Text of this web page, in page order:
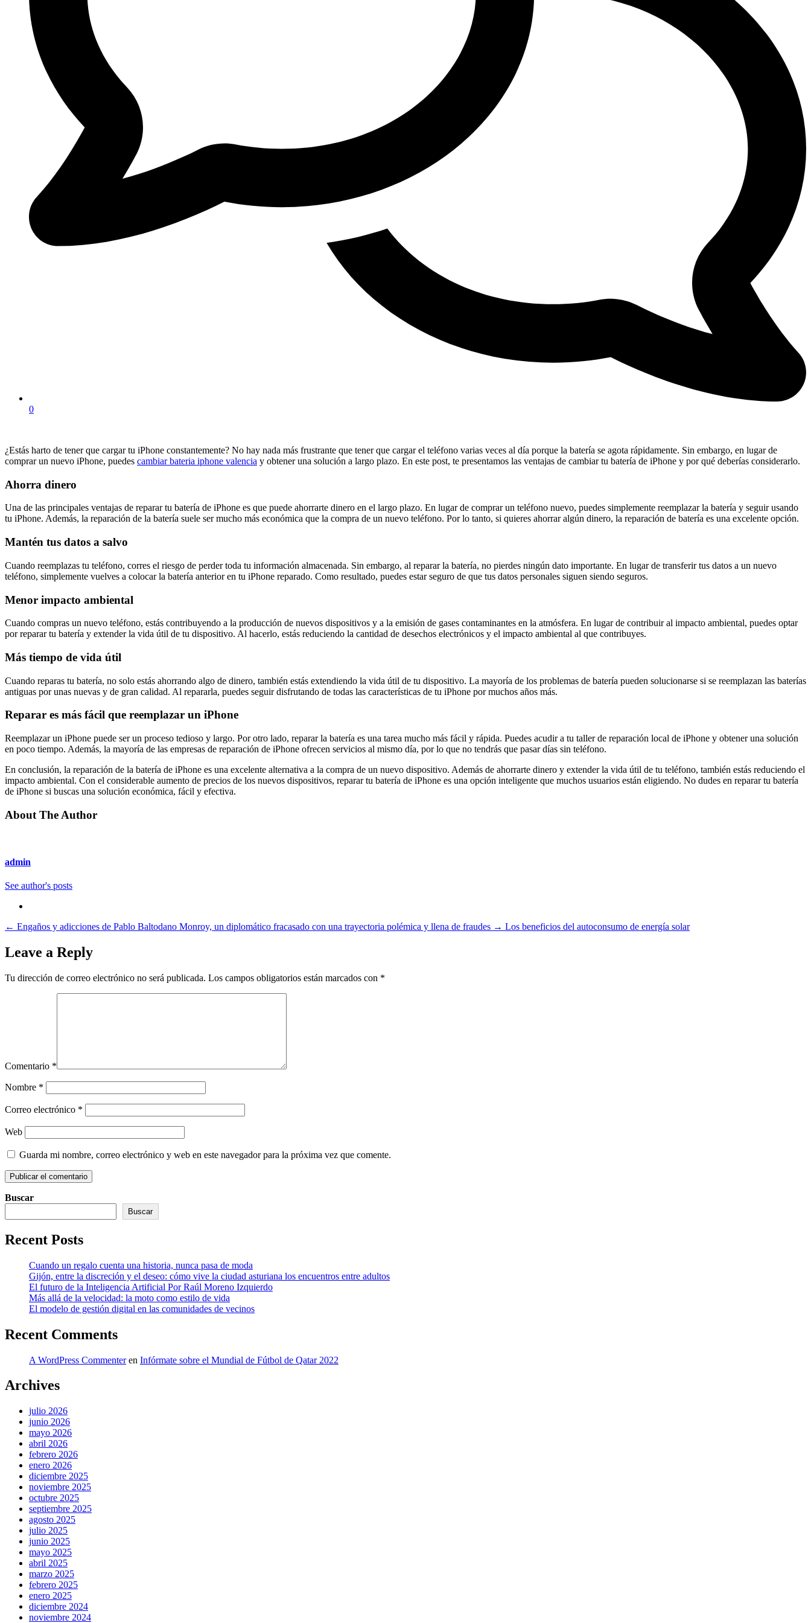
0
¿Estás harto de tener que cargar tu iPhone constantemente? No hay nada más frustrante que tener que cargar el teléfono varias veces al día porque la batería se agota rápidamente. Sin embargo, en lugar de
comprar un nuevo iPhone, puedes cambiar bateria iphone valencia y obtener una solución a largo plazo. En este post, te presentamos las ventajas de cambiar tu batería de iPhone y por qué deberías considerarlo.
Ahorra dinero
Una de las principales ventajas de reparar tu batería de iPhone es que puede ahorrarte dinero en el largo plazo. En lugar de comprar un teléfono nuevo, puedes simplemente reemplazar la batería y seguir usando
tu iPhone. Además, la reparación de la batería suele ser mucho más económica que la compra de un nuevo teléfono. Por lo tanto, si quieres ahorrar algún dinero, la reparación de batería es una excelente opción.
Mantén tus datos a salvo
Cuando reemplazas tu teléfono, corres el riesgo de perder toda tu información almacenada. Sin embargo, al reparar la batería, no pierdes ningún dato importante. En lugar de transferir tus datos a un nuevo
teléfono, simplemente vuelves a colocar la batería anterior en tu iPhone reparado. Como resultado, puedes estar seguro de que tus datos personales siguen siendo seguros.
Menor impacto ambiental
Cuando compras un nuevo teléfono, estás contribuyendo a la producción de nuevos dispositivos y a la emisión de gases contaminantes en la atmósfera. En lugar de contribuir al impacto ambiental, puedes optar
por reparar tu batería y extender la vida útil de tu dispositivo. Al hacerlo, estás reduciendo la cantidad de desechos electrónicos y el impacto ambiental al que contribuyes.
Más tiempo de vida útil
Cuando reparas tu batería, no solo estás ahorrando algo de dinero, también estás extendiendo la vida útil de tu dispositivo. La mayoría de los problemas de batería pueden solucionarse si se reemplazan las baterías
antiguas por unas nuevas y de gran calidad. Al repararla, puedes seguir disfrutando de todas las características de tu iPhone por muchos años más.
Reparar es más fácil que reemplazar un iPhone
Reemplazar un iPhone puede ser un proceso tedioso y largo. Por otro lado, reparar la batería es una tarea mucho más fácil y rápida. Puedes acudir a tu taller de reparación local de iPhone y obtener una solución
en poco tiempo. Además, la mayoría de las empresas de reparación de iPhone ofrecen servicios al mismo día, por lo que no tendrás que pasar días sin teléfono.
En conclusión, la reparación de la batería de iPhone es una excelente alternativa a la compra de un nuevo dispositivo. Además de ahorrarte dinero y extender la vida útil de tu teléfono, también estás reduciendo el
impacto ambiental. Con el considerable aumento de precios de los nuevos dispositivos, reparar tu batería de iPhone es una opción inteligente que muchos usuarios están eligiendo. No dudes en reparar tu batería
de iPhone si buscas una solución económica, fácil y efectiva.
About The Author
admin
See author's posts
← Engaños y adicciones de Pablo Baltodano Monroy, un diplomático fracasado con una trayectoria polémica y llena de fraudes → Los beneficios del autoconsumo de energía solar
Leave a Reply
Tu dirección de correo electrónico no será publicada. Los campos obligatorios están marcados con *
Comentario *
Nombre *
Correo electrónico *
Web
Guarda mi nombre, correo electrónico y web en este navegador para la próxima vez que comente.
Buscar
Buscar
Recent Posts
Cuando un regalo cuenta una historia, nunca pasa de moda
Gijón, entre la discreción y el deseo: cómo vive la ciudad asturiana los encuentros entre adultos
El futuro de la Inteligencia Artificial Por Raúl Moreno Izquierdo
Más allá de la velocidad: la moto como estilo de vida
El modelo de gestión digital en las comunidades de vecinos
Recent Comments
A WordPress Commenteren Infórmate sobre el Mundial de Fútbol de Qatar 2022
Archives
julio 2026
junio 2026
mayo 2026
abril 2026
febrero 2026
enero 2026
diciembre 2025
noviembre 2025
octubre 2025
septiembre 2025
agosto 2025
julio 2025
junio 2025
mayo 2025
abril 2025
marzo 2025
febrero 2025
enero 2025
diciembre 2024
noviembre 2024